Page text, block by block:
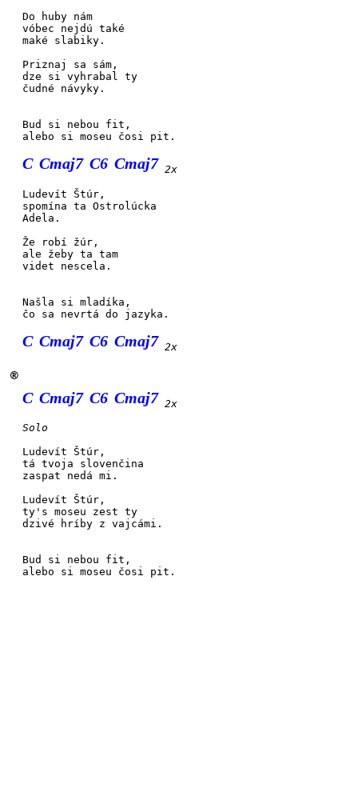
Do
huby nám
vóbec nejdú také
maké slabi ky.
Priznaj sa sám,
dze si vyhra bal ty
čudné návyky.
Bud si nebou fit,
alebo si moseu čosi pit.
C Cmaj7 C6 Cmaj7 2x
Ludevít Štúr,
spomí na ta Ostrolúcka
Adela.
Že
robí žúr,
ale žeby ta tam
videt nescela.
Našla si mladíka,
čo sa nevrtá do jazyka.
C Cmaj7 C6 Cmaj7 2x
®
C Cmaj7 C6 Cmaj7 2x
Solo
Ludevít Štúr,
tá tvoja slovenčina
zaspat nedá mi.
Ludevít Štúr,
ty's moseu zest ty
dzivé
hríby z vajcámi.
Bud si nebou fit,
alebo si moseu čosi pit.